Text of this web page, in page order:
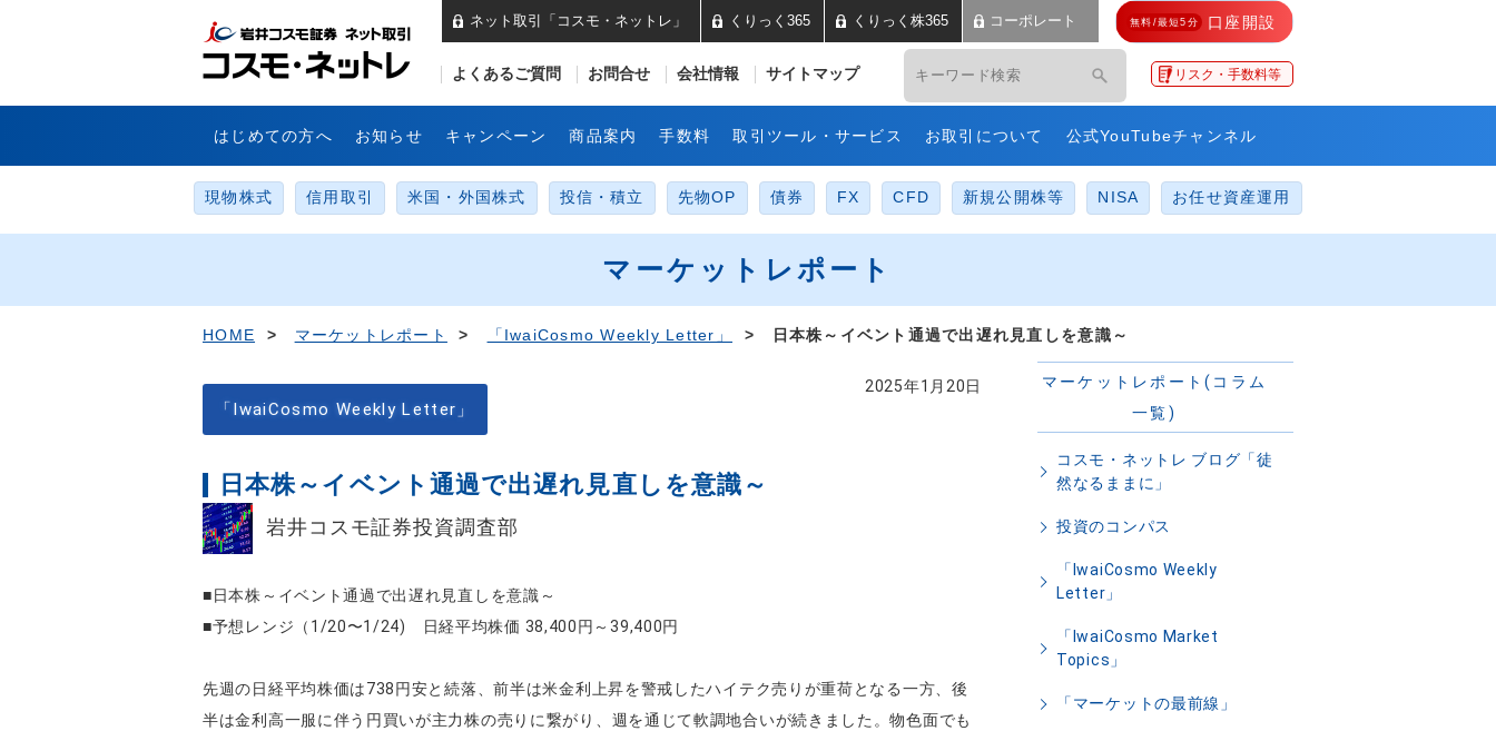
岩井コスモ証券 ネット取引「コスモ・ネットレ」
よくあるご質問 お問合せ 会社情報 サイトマップ
ネット取引「コスモ・ネットレ」 くりっく365 くりっく株365 コーポレート 無料/最短5分 口座開設
リスク・手数料等
はじめての方へ お知らせ キャンペーン 商品案内 手数料 取引ツール・サービス お取引について 公式YouTubeチャンネル
現物株式 信用取引 米国・外国株式 投信・積立 先物OP 債券 FX CFD 新規公開株等 NISA お任せ資産運用
マーケットレポート
HOME > マーケットレポート > 「IwaiCosmo Weekly Letter」 > 日本株～イベント通過で出遅れ見直しを意識～
「IwaiCosmo Weekly Letter」
2025年1月20日
日本株～イベント通過で出遅れ見直しを意識～
岩井コスモ証券投資調査部
■日本株～イベント通過で出遅れ見直しを意識～
■予想レンジ（1/20〜1/24) 日経平均株価 38,400円～39,400円
先週の日経平均株価は738円安と続落、前半は米金利上昇を警戒したハイテク売りが重荷となる一方、後
半は金利高一服に伴う円買いが主力株の売りに繋がり、週を通じて軟調地合いが続きました。物色面でも
マーケットレポート(コラム
一覧)
コスモ・ネットレ ブログ「徒
然なるままに」
投資のコンパス
「IwaiCosmo Weekly
Letter」
「IwaiCosmo Market
Topics」
「マーケットの最前線」